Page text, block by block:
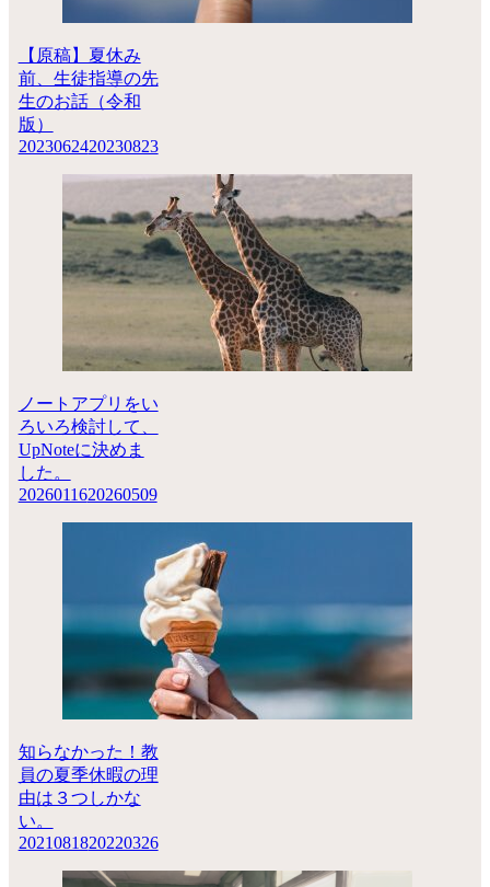
【原稿】夏休み
前、生徒指導の先
生のお話（令和
版）
2023062420230823
ノートアプリをい
ろいろ検討して、
UpNoteに決めま
した。
2026011620260509
知らなかった！教
員の夏季休暇の理
由は３つしかな
い。
2021081820220326